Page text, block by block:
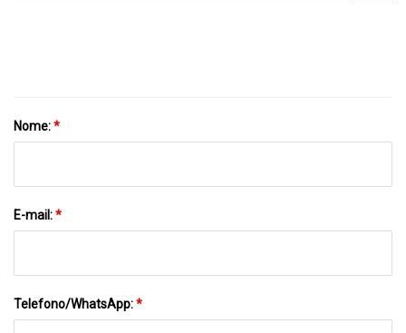
Nome:*
E-mail:*
Telefono/WhatsApp:*